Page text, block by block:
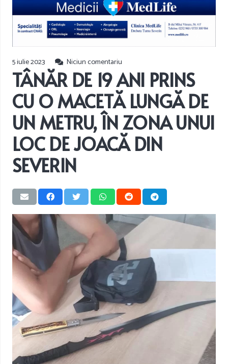
5 iulie 2023 Niciun comentariu
TÂNĂR DE 19 ANI PRINS
CU O MACETĂ LUNGĂ DE
UN METRU, ÎN ZONA UNUI
LOC DE JOACĂ DIN
SEVERIN